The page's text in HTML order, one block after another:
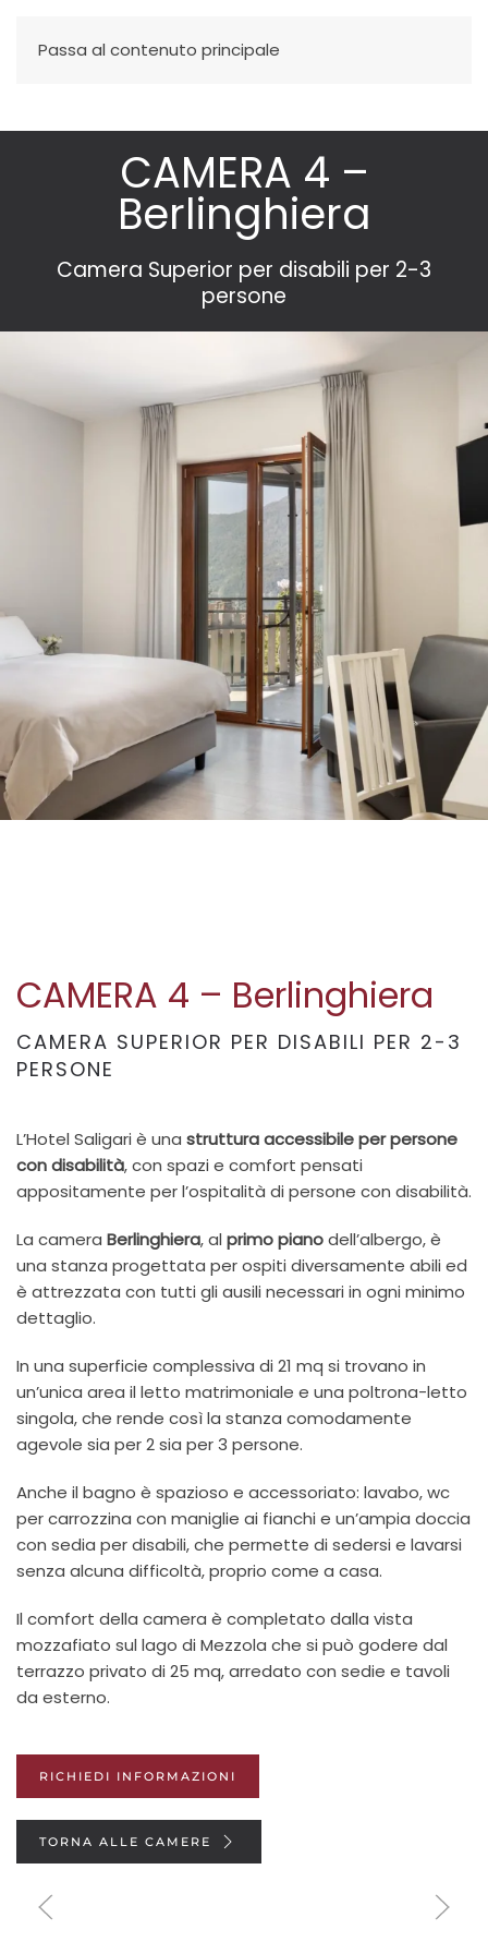
Passa al contenuto principale
CAMERA 4 –
Berlinghiera
Camera Superior per disabili per 2-3
persone
CAMERA 4 – Berlinghiera
CAMERA SUPERIOR PER DISABILI PER 2-3
PERSONE
L’Hotel Saligari è una struttura accessibile per persone
con disabilità, con spazi e comfort pensati
appositamente per l’ospitalità di persone con disabilità.
La camera Berlinghiera, al primo pianodell’albergo, è
una stanza progettata per ospiti diversamente abili ed
è attrezzata con tutti gli ausili necessari in ogni minimo
dettaglio.
In una superficie complessiva di 21 mq si trovano in
un’unica area il letto matrimoniale e una poltrona-letto
singola, che rende così la stanza comodamente
agevole sia per 2 sia per 3 persone.
Anche il bagno è spazioso e accessoriato: lavabo, wc
per carrozzina con maniglie ai fianchi e un’ampia doccia
con sedia per disabili, che permette di sedersi e lavarsi
senza alcuna difficoltà, proprio come a casa.
Il comfort della camera è completato dalla vista
mozzafiato sul lago di Mezzola che si può godere dal
terrazzo privato di 25 mq, arredato con sedie e tavoli
da esterno.
RICHIEDI INFORMAZIONI
TORNA ALLE CAMERE